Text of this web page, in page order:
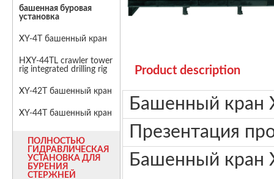
башенная буровая
установка
XY-4T башенный кран
HXY-44TL crawler tower
rig integrated drilling rig
XY-42T башенный кран
XY-44T башенный кран
ПОЛНОСТЬЮ
ГИДРАВЛИЧЕСКАЯ
УСТАНОВКА ДЛЯ
БУРЕНИЯ
СТЕРЖНЕЙ
Product description
Башенный кран
Презентация
Башенный кран